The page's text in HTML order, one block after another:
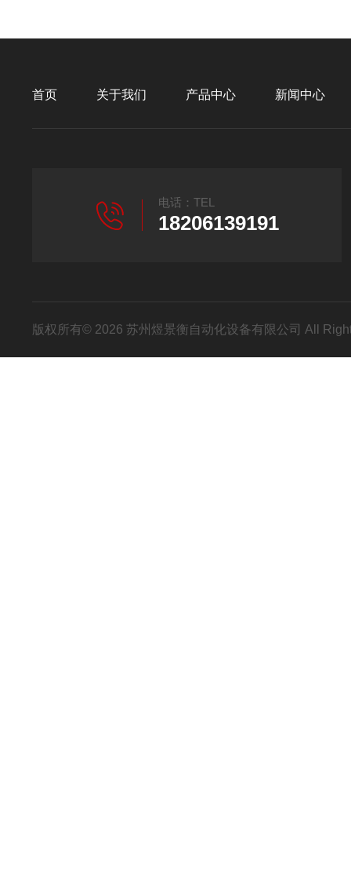
首页 关于我们 产品中心 新闻中心
电话：TEL
18206139191
版权所有© 2026 苏州煜景衡自动化设备有限公司 All